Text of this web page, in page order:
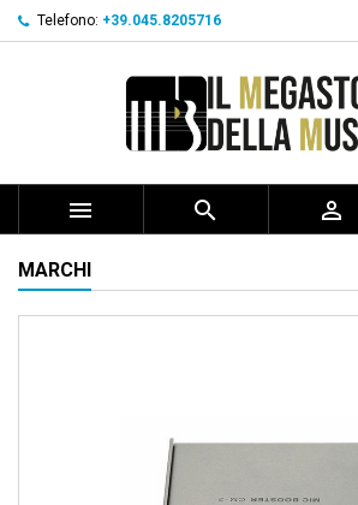
Telefono: +39.045.8205716
  
MARCHI